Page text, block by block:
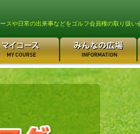
スや日常の出来事などをゴルフ会員権の取り扱い